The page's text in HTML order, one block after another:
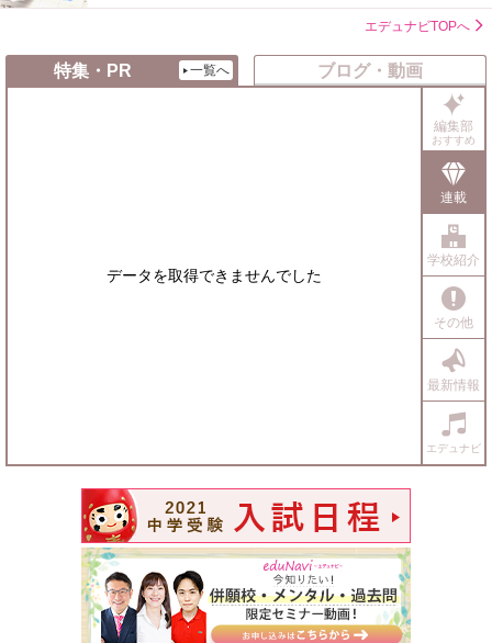
エデュナビTOPへ
特集・PR 一覧へ ブログ・動画
編集部
おすすめ
連載
学校紹介
その他
最新情報
エデュナビ
データを取得できませんでした